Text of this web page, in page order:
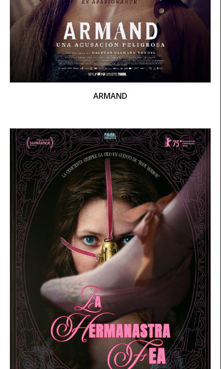
ARMAND